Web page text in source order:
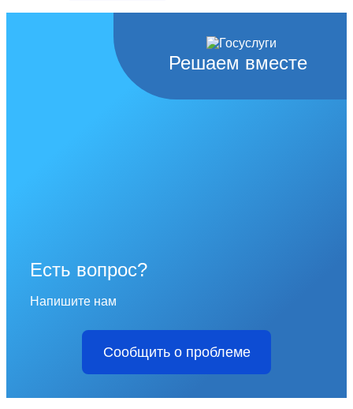
Решаем вместе
Есть вопрос?
Напишите нам
Сообщить о проблеме